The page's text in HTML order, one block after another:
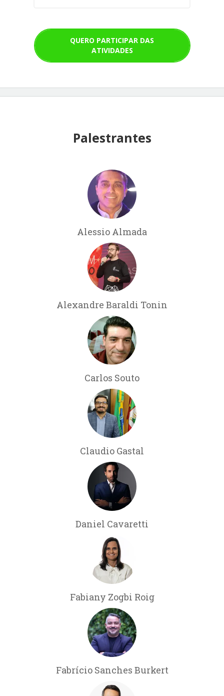
QUERO PARTICIPAR DAS
ATIVIDADES
Palestrantes
Alessio Almada
Alexandre Baraldi Tonin
Carlos Souto
Claudio Gastal
Daniel Cavaretti
Fabiany Zogbi Roig
Fabrício Sanches Burkert